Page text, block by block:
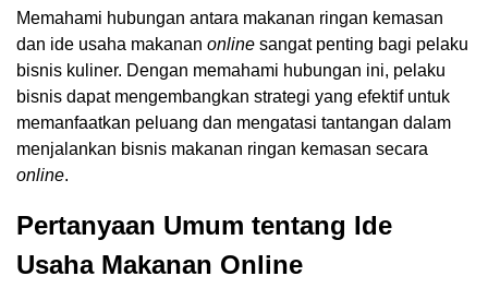
Memahami hubungan antara makanan ringan kemasan
dan ide usaha makanan online sangat penting bagi pelaku
bisnis kuliner. Dengan memahami hubungan ini, pelaku
bisnis dapat mengembangkan strategi yang efektif untuk
memanfaatkan peluang dan mengatasi tantangan dalam
menjalankan bisnis makanan ringan kemasan secara
online.
Pertanyaan Umum tentang Ide
Usaha Makanan Online